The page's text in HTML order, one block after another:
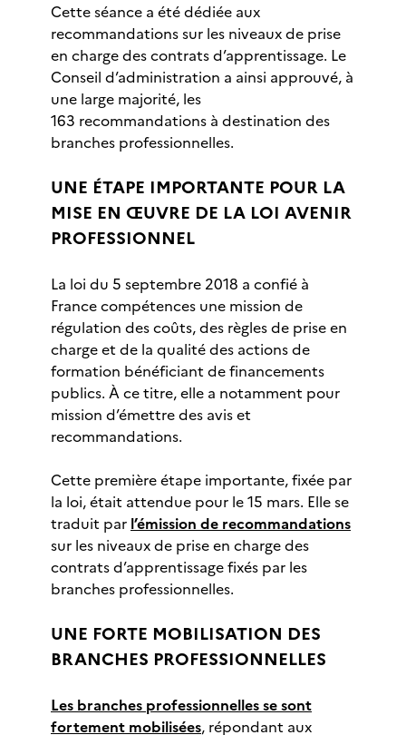
Cette séance a été dédiée aux
recommandations sur les niveaux de prise
en charge des contrats d’apprentissage. Le
Conseil d’administration a ainsi approuvé, à
une large majorité, les
163 recommandations à destination des
branches professionnelles.
UNE ÉTAPE IMPORTANTE POUR LA
MISE EN ŒUVRE DE LA LOI AVENIR
PROFESSIONNEL
La loi du 5 septembre 2018 a confié à
France compétences une mission de
régulation des coûts, des règles de prise en
charge et de la qualité des actions de
formation bénéficiant de financements
publics. À ce titre, elle a notamment pour
mission d’émettre des avis et
recommandations.
Cette première étape importante, fixée par
la loi, était attendue pour le 15 mars. Elle se
traduit par l’émission de recommandations
sur les niveaux de prise en charge des
contrats d’apprentissage fixés par les
branches professionnelles.
UNE FORTE MOBILISATION DES
BRANCHES PROFESSIONNELLES
Les branches professionnelles se sont
fortement mobilisées, répondant aux